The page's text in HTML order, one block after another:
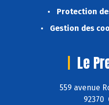
Protection
Gestion des
Le
559 avenue
92370